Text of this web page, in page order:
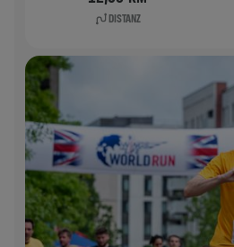
DISTANZ